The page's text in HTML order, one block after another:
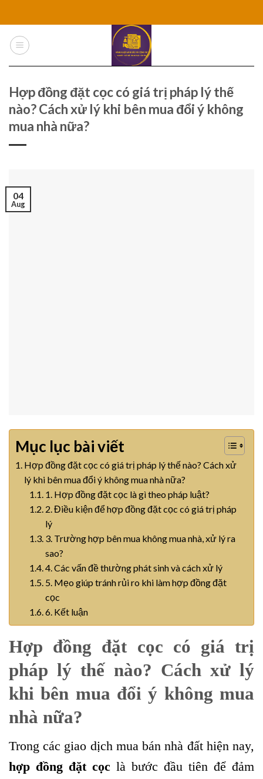
content
Hợp đồng đặt cọc có giá trị pháp lý thế
nào? Cách xử lý khi bên mua đổi ý không
mua nhà nữa?
04
Aug
Mục lục bài viết
Hợp đồng đặt cọc có giá trị pháp lý thế nào? Cách xử
lý khi bên mua đổi ý không mua nhà nữa?
1. Hợp đồng đặt cọc là gì theo pháp luật?
2. Điều kiện để hợp đồng đặt cọc có giá trị pháp
lý
3. Trường hợp bên mua không mua nhà, xử lý ra
sao?
4. Các vấn đề thường phát sinh và cách xử lý
5. Mẹo giúp tránh rủi ro khi làm hợp đồng đặt
cọc
6. Kết luận
Hợp đồng đặt cọc có giá trị
pháp lý thế nào? Cách xử lý
khi bên mua đổi ý không mua
nhà nữa?
Trong các giao dịch mua bán nhà đất hiện nay,
hợp đồng đặt cọc là bước đầu tiên để đảm